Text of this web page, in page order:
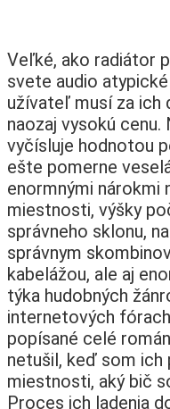
Veľké, ako radiátor
svete audio
užívateľ musí za ich
naozaj vysokú
vyčísluje hodnotou
ešte pomerne
enormnými nárokmi
miestnosti, výšky
správneho sklonu,
správnym
kabelážou, ale aj
týka hudobných
internetových
popísané celé
netušil, keď som ich
miestnosti, aký bič
Proces ich ladenia